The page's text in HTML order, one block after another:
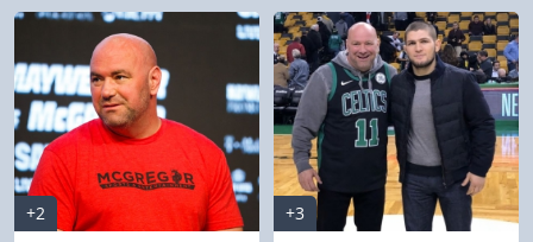
+2
+3
Шинкиокушинкай
Кекусин-кан
Кикбоксинг и K-1
Бокс
Библиотека